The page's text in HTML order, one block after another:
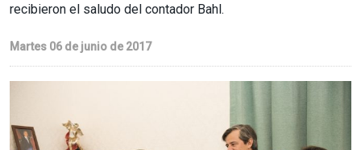
recibieron el saludo del contador Bahl.
Martes 06 de junio de 2017